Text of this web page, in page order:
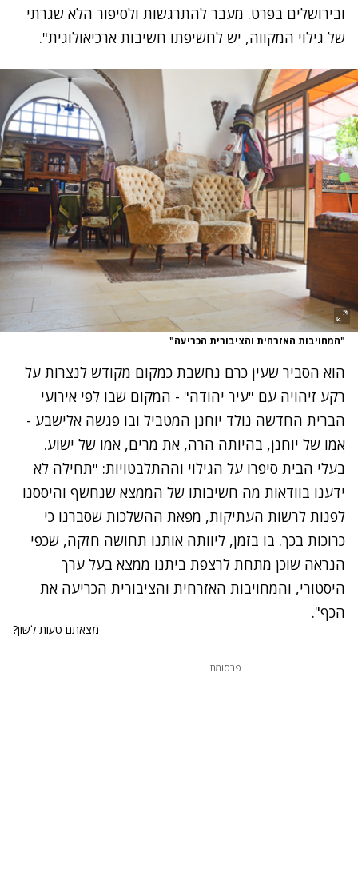
ובירושלים בפרט. מעבר להתרגשות ולסיפור הלא שגרתי
של גילוי המקווה, יש לחשיפתו חשיבות ארכיאולוגית".
"המחויבות האזרחית והציבורית הכריעה"
הוא הסביר שעין כרם נחשבת כמקום מקודש לנצרות על
רקע זיהויה עם "עיר יהודה" - המקום שבו לפי אירועי
הברית החדשה נולד יוחנן המטביל ובו פגשה אלישבע -
אמו של יוחנן, בהיותה הרה, את מרים, אמו של ישוע.
בעלי הבית סיפרו על הגילוי וההתלבטויות: "תחילה לא
ידענו בוודאות מה חשיבותו של הממצא שנחשף והיססנו
לפנות לרשות העתיקות, מפאת ההשלכות שסברנו כי
כרוכות בכך. בו בזמן, ליוותה אותנו תחושה חזקה, שכפי
הנראה שוכן מתחת לרצפת ביתנו ממצא בעל ערך
היסטורי, והמחויבות האזרחית והציבורית הכריעה את
הכף".
מצאתם טעות לשון?
פרסומת